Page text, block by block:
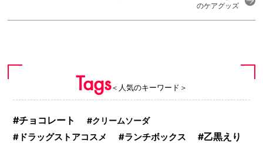
のケアグッズ
Tags＜人気のキーワード＞
チョコレート クリームソーダ
ドラッグストアコスメ ランチボックス
乙黒えり